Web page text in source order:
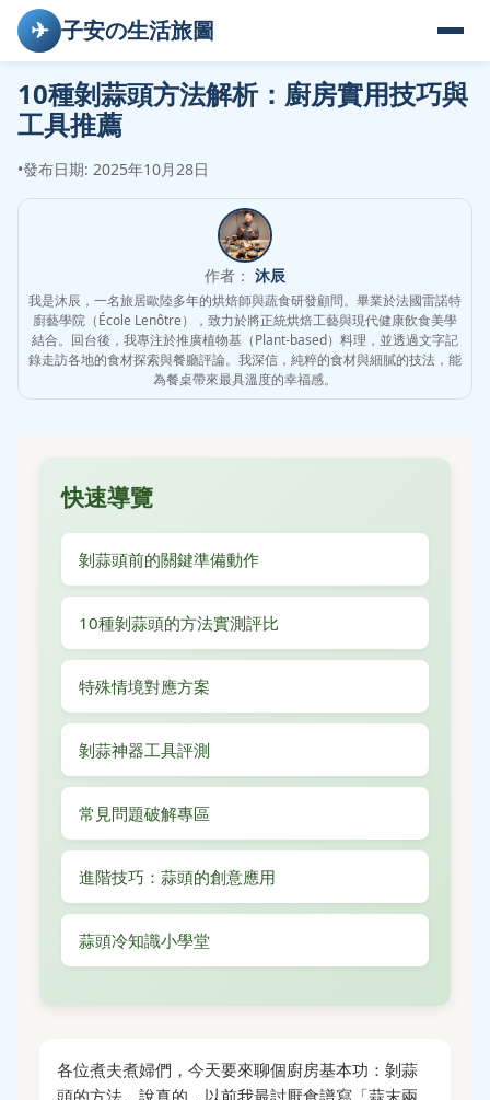
✈ 子安の生活旅圖
10種剝蒜頭方法解析：廚房實用技巧與
工具推薦
•發布日期: 2025年10月28日
作者： 沐辰
我是沐辰，一名旅居歐陸多年的烘焙師與蔬食研發顧問。畢業於法國雷諾特
廚藝學院（École Lenôtre），致力於將正統烘焙工藝與現代健康飲食美學
結合。回台後，我專注於推廣植物基（Plant-based）料理，並透過文字記
錄走訪各地的食材探索與餐廳評論。我深信，純粹的食材與細膩的技法，能
為餐桌帶來最具溫度的幸福感。
快速導覽
剝蒜頭前的關鍵準備動作
10種剝蒜頭的方法實測評比
特殊情境對應方案
剝蒜神器工具評測
常見問題破解專區
進階技巧：蒜頭的創意應用
蒜頭冷知識小學堂
各位煮夫煮婦們，今天要來聊個廚房基本功：剝蒜
頭的方法。說真的，以前我最討厭食譜寫「蒜末兩